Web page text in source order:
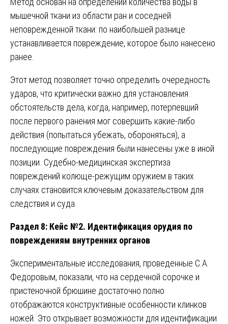
мышечной ткани из области ран и соседней
неповрежденной ткани: по наибольшей разнице
устанавливается повреждение, которое было нанесено
ранее.
Этот метод позволяет точно определить очередность
ударов, что критически важно для установления
обстоятельств дела, когда, например, потерпевший
после первого ранения мог совершить какие-либо
действия (попытаться убежать, обороняться), а
последующие повреждения были нанесены уже в иной
позиции. Судебно-медицинская экспертиза
повреждений колюще-режущим оружием в таких
случаях становится ключевым доказательством для
следствия и суда.
Раздел 8: Кейс №2. Идентификация орудия по
повреждениям внутренних органов
Экспериментальные исследования, проведенные С.А.
Федоровым, показали, что на сердечной сорочке и
пристеночной брюшине достаточно полно
отображаются конструктивные особенности клинков
ножей. Это открывает возможности для идентификации